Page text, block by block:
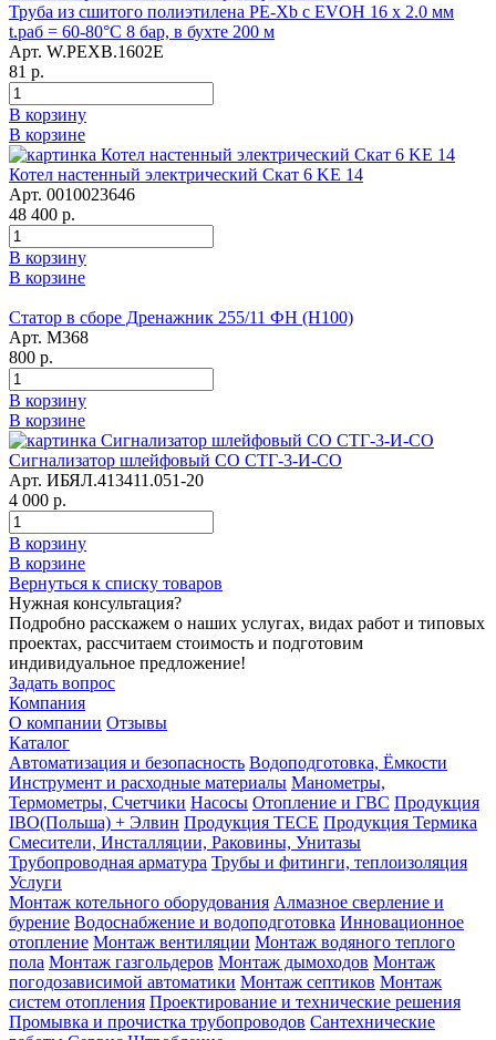
Труба из сшитого полиэтилена PE-Xb с EVOH 16 x 2.0 мм
t.раб = 60-80°C 8 бар, в бухте 200 м
Арт. W.PEXB.1602E
81 р.
В корзину
В корзине
Котел настенный электрический Скат 6 KE 14
Арт. 0010023646
48 400 р.
В корзину
В корзине
Статор в сборе Дренажник 255/11 ФН (Н100)
Арт. М368
800 р.
В корзину
В корзине
Сигнализатор шлейфовый СО СТГ-3-И-СО
Арт. ИБЯЛ.413411.051-20
4 000 р.
В корзину
В корзине
Вернуться к списку товаров
Нужная консультация?
Подробно расскажем о наших услугах, видах работ и типовых
проектах, рассчитаем стоимость и подготовим
индивидуальное предложение!
Задать вопрос
Компания
О компании Отзывы
Каталог
Автоматизация и безопасность Водоподготовка, Ёмкости
Инструмент и расходные материалы Манометры,
Термометры, Счетчики Насосы Отопление и ГВС Продукция
IBO(Польша) + Элвин Продукция TECE Продукция Термика
Смесители, Инсталляции, Раковины, Унитазы
Трубопроводная арматура Трубы и фитинги, теплоизоляция
Услуги
Монтаж котельного оборудования Алмазное сверление и
бурение Водоснабжение и водоподготовка Инновационное
отопление Монтаж вентиляции Монтаж водяного теплого
пола Монтаж газгольдеров Монтаж дымоходов Монтаж
погодозависимой автоматики Монтаж септиков Монтаж
систем отопления Проектирование и технические решения
Промывка и прочистка трубопроводов Сантехнические